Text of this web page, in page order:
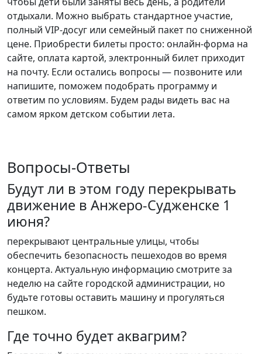
отдыхали. Можно выбрать стандартное участие,
полный VIP-досуг или семейный пакет по сниженной
цене. Приобрести билеты просто: онлайн-форма на
сайте, оплата картой, электронный билет приходит
на почту. Если остались вопросы — позвоните или
напишите, поможем подобрать программу и
ответим по условиям. Будем рады видеть вас на
самом ярком детском событии лета.
Вопросы-Ответы
Будут ли в этом году перекрывать
движение в Анжеро-Судженске 1
июня?
перекрывают центральные улицы, чтобы
обеспечить безопасность пешеходов во время
концерта. Актуальную информацию смотрите за
неделю на сайте городской администрации, но
будьте готовы оставить машину и прогуляться
пешком.
Где точно будет аквагрим?